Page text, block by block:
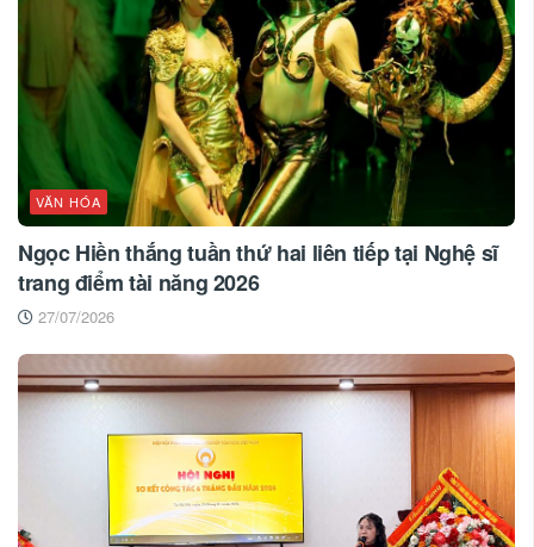
VĂN HÓA
Ngọc Hiền thắng tuần thứ hai liên tiếp tại Nghệ sĩ
trang điểm tài năng 2026
27/07/2026